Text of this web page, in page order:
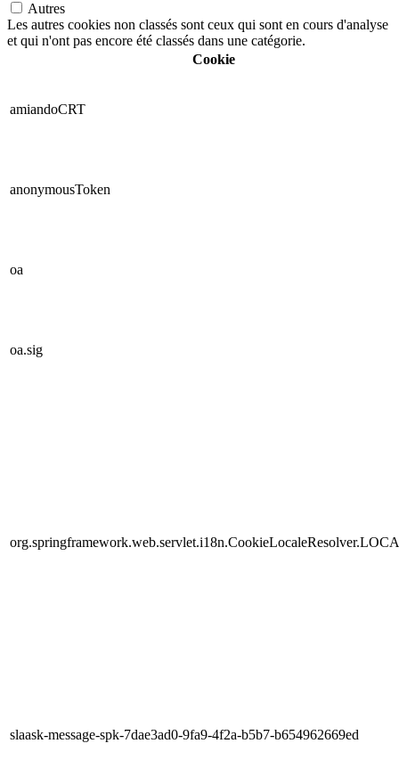
Autres
Les autres cookies non classés sont ceux qui sont en cours d'analyse
et qui n'ont pas encore été classés dans une catégorie.
Cookie
amiandoCRT
anonymousToken
oa
oa.sig
slaask-message-spk-7dae3ad0-9fa9-4f2a-b5b7-b654962669ed